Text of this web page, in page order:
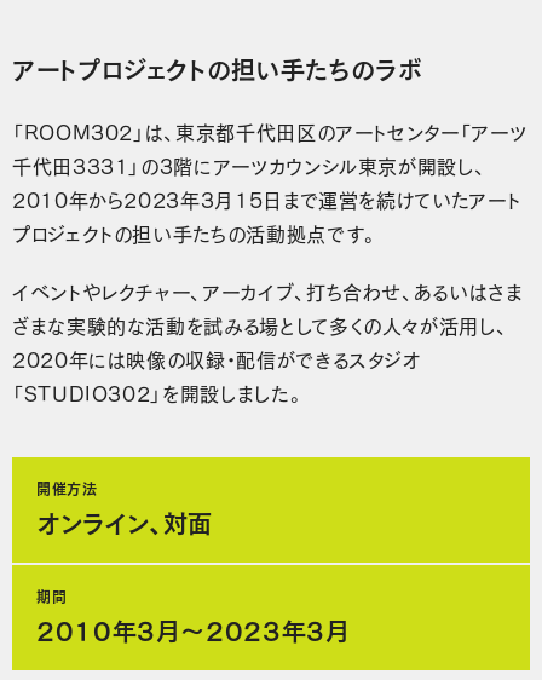
アートプロジェクトの担い手たちのラボ
「ROOM302」は、東京都千代田区のアートセンター「アーツ
千代田3331」の3階にアーツカウンシル東京が開設し、
2010年から2023年3月15日まで運営を続けていたアート
プロジェクトの担い手たちの活動拠点です。
イベントやレクチャー、アーカイブ、打ち合わせ、あるいはさま
ざまな実験的な活動を試みる場として多くの人々が活用し、
2020年には映像の収録・配信ができるスタジオ
「STUDIO302」を開設しました。
開催方法
オンライン、対面
期間
2010年3月～2023年3月